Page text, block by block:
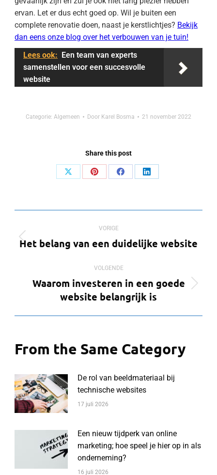
ervan. Let er dus echt goed op. Wil je buiten een
complete renovatie doen, naast je kerstlichtjes? Bekijk
dan eens onze blog over het verbouwen van je tuin!
Lees ook: Een team van experts
samenstellen voor een succesvolle
website
Categorie: Algemeen Door Karel Bosma 21 november 2022
Share this post
Deel
Deel
Deel
Deel
navigatie
VORIGE
Vorig
Het belang van een duidelijke website
VOLGENDE
Volgend
bericht
Waarom investeren in een goede
website belangrijk is
From the Same Category
De rol van beeldmateriaal bij
technische websites
17 juli 2026
Een nieuw tijdperk van online
marketing; hoe speel je hier op in als
onderneming?
16 juli 2026